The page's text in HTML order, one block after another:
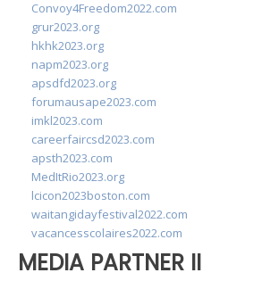
Convoy4Freedom2022.com
grur2023.org
hkhk2023.org
napm2023.org
apsdfd2023.org
forumausape2023.com
imkl2023.com
careerfaircsd2023.com
apsth2023.com
MedItRio2023.org
lcicon2023boston.com
waitangidayfestival2022.com
vacancesscolaires2022.com
MEDIA PARTNER II